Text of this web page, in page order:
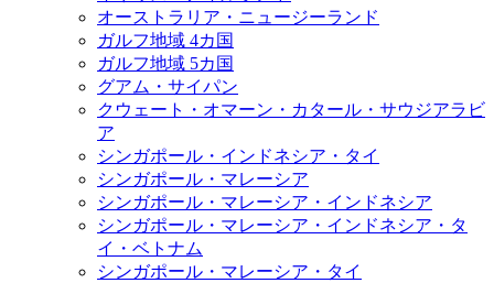
オーストラリア・ニュージーランド
ガルフ地域 4カ国
ガルフ地域 5カ国
グアム・サイパン
クウェート・オマーン・カタール・サウジアラビ
ア
シンガポール・インドネシア・タイ
シンガポール・マレーシア
シンガポール・マレーシア・インドネシア
シンガポール・マレーシア・インドネシア・タ
イ・ベトナム
シンガポール・マレーシア・タイ